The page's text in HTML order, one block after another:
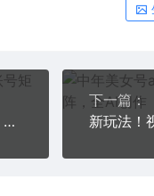
全网首发冷门新思路，修复老照片，10分钟收益150+，适合新手操作的项目
下一篇：
新玩法！